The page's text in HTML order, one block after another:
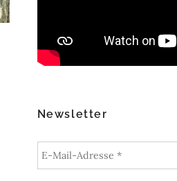
Newsletter